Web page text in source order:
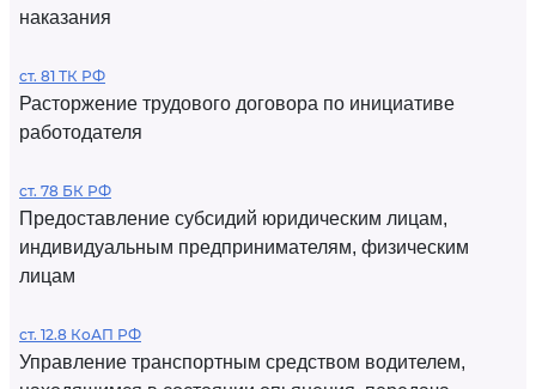
наказания
ст. 81 ТК РФ
Расторжение трудового договора по инициативе
работодателя
ст. 78 БК РФ
Предоставление субсидий юридическим лицам,
индивидуальным предпринимателям, физическим
лицам
ст. 12.8 КоАП РФ
Управление транспортным средством водителем,